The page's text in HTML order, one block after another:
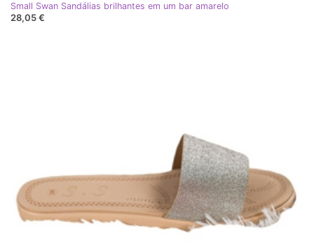
Small Swan Sandálias brilhantes em um bar amarelo
28,05 €